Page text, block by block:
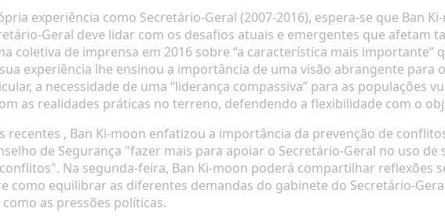
experiência como Secretário-Geral (2007-2016), espera-se que Ban
Geral deve lidar com os desafios atuais e emergentes que afetam
coletiva de imprensa em 2016 sobre “a característica mais importante”
experiência lhe ensinou a importância de uma visão abrangente para
a necessidade de uma “liderança compassiva” para as populações
as realidades práticas no terreno, defendendo a flexibilidade com o
recentes , Ban Ki-moon enfatizou a importância da prevenção de
de Segurança "fazer mais para apoiar o Secretário-Geral no uso
Na segunda-feira, Ban Ki-moon poderá compartilhar reflexões
como equilibrar as diferentes demandas do gabinete do Secretário-
as pressões políticas.